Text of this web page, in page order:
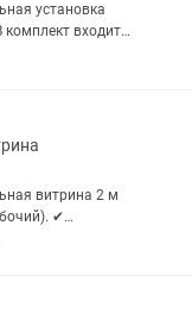
установка
комплект входит
агрегат
(испаритель) с 4
хранения...
витрина 2 м
✔
✔ Температура
✔ Подходит
на месте.